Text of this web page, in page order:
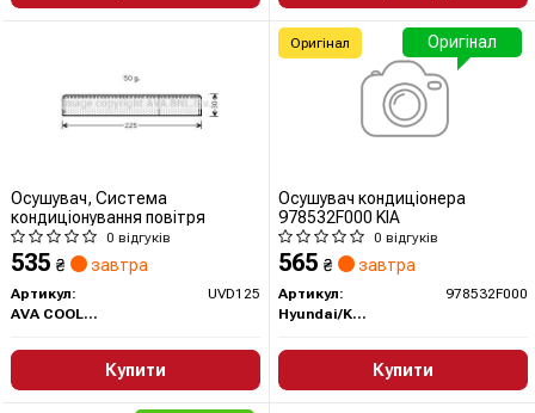
Осушувач, Система
кондиціонування повітря
0 відгуків
535 ₴ завтра
Артикул:
UVD125
AVA COOLING
Купити
Осушувач кондиціонера
978532F000 KIA
0 відгуків
565 ₴ завтра
Артикул:
978532F000
Hyundai/Kia/Mobis
Купити
Оригінал
Оригінал